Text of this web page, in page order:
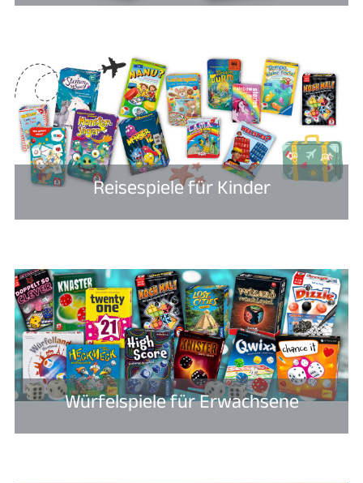
Reisespiele für Kinder
Würfelspiele für Erwachsene